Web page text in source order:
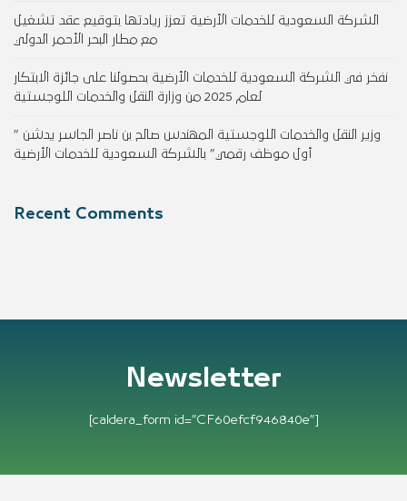
الشركة السعودية للخدمات الأرضية تعزز ريادتها بتوقيع عقد تشغيل
مع مطار البحر الأحمر الدولي
نفخر في الشركة السعودية للخدمات الأرضية بحصولنا على جائزة الابتكار
لعام 2025 من وزارة النقل والخدمات اللوجستية
وزير النقل والخدمات اللوجستية المهندس صالح بن ناصر الجاسر يدشن ”
أول موظف رقمي” بالشركة السعودية للخدمات الأرضية
Recent Comments
Newsletter
[caldera_form id=”CF60efcf946840e”]